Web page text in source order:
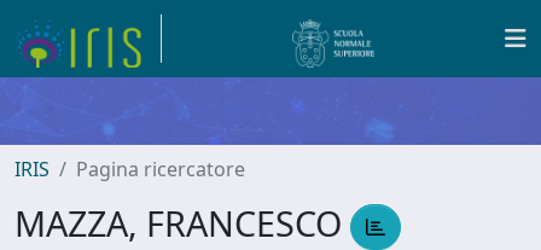
IRIS Pagina ricercatore
MAZZA, FRANCESCO